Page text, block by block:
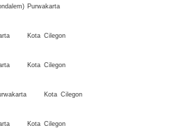
Purwakarta
Kota Cilegon
Kota Cilegon
Kota Cilegon
Kota Cilegon